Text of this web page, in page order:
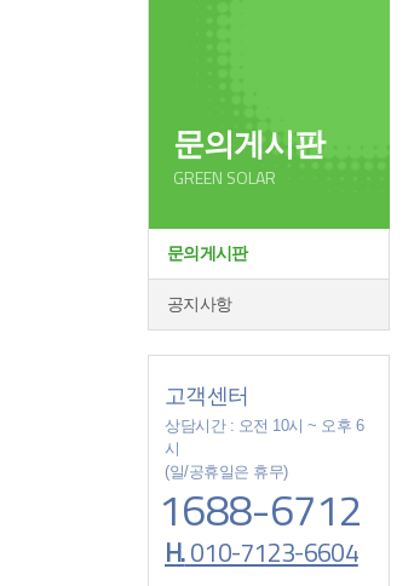
문의게시판
GREEN SOLAR
문의게시판
공지사항
고객센터
상담시간 : 오전 10시 ~ 오후 6
시
(일/공휴일은 휴무)
1688-6712
H.010-7123-6604